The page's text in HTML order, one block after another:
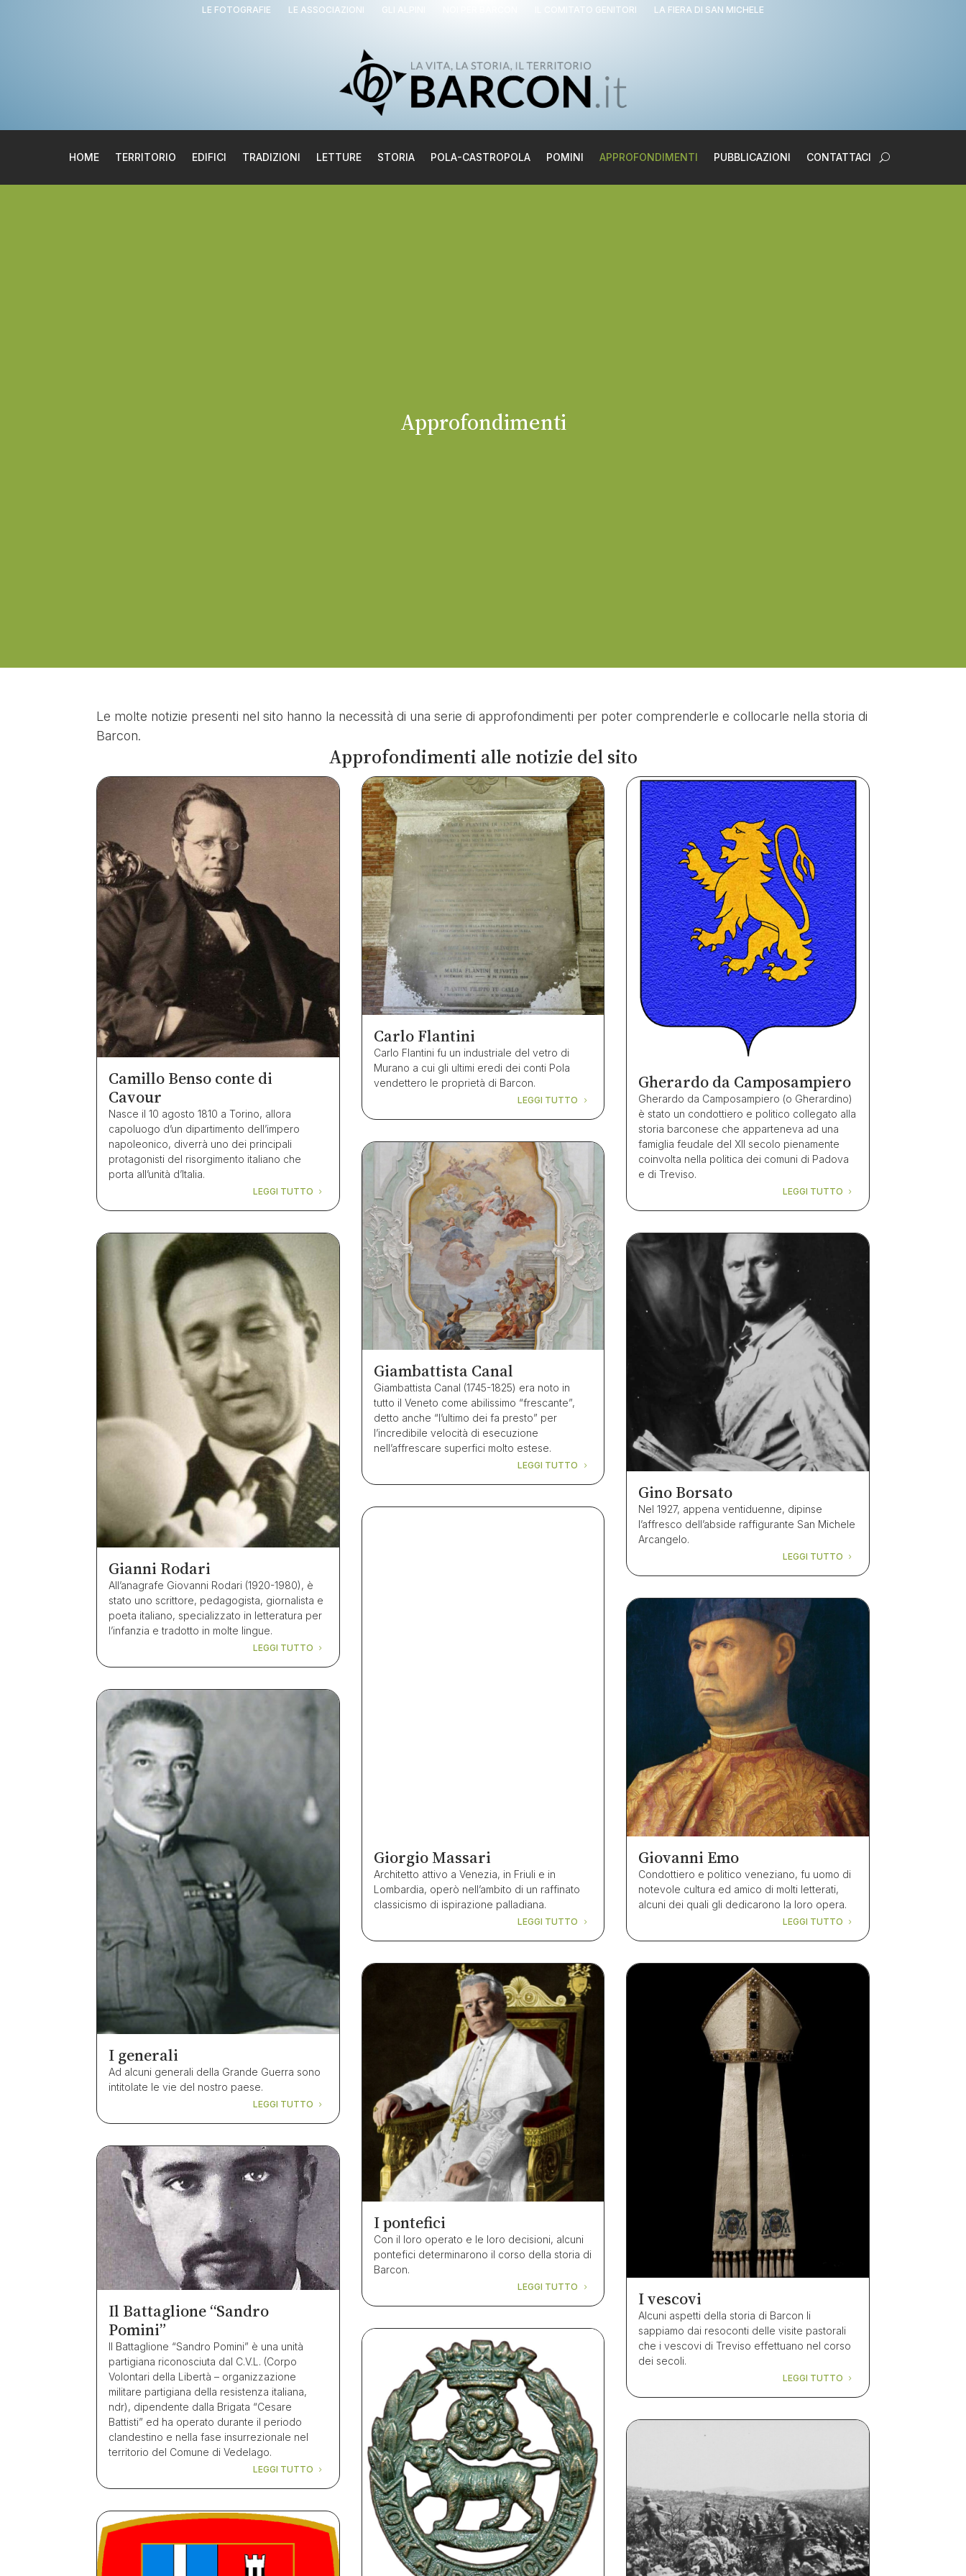
LE FOTOGRAFIE LE ASSOCIAZIONI GLI ALPINI IL COMITATO GENITORI LA FIERA DI SAN MICHELE
HOME TERRITORIO EDIFICI TRADIZIONI LETTURE STORIA POLA-CASTROPOLA POMINI APPROFONDIMENTI PUBBLICAZIONI CONTATTACI
Approfondimenti
Le molte notizie presenti nel sito hanno la necessità di una serie di approfondimenti per poter comprenderle e collocarle nella storia di
Barcon.
Approfondimenti alle notizie del sito
Camillo Benso conte di
Cavour
Nasce il 10 agosto 1810 a Torino, allora
capoluogo d’un dipartimento dell’impero
napoleonico, diverrà uno dei principali
protagonisti del risorgimento italiano che
porta all’unità d’Italia.
LEGGI TUTTO
Carlo Flantini
Carlo Flantini fu un industriale del vetro di
Murano a cui gli ultimi eredi dei conti Pola
vendettero le proprietà di Barcon.
LEGGI TUTTO
Gherardo da Camposampiero
Gherardo da Camposampiero (o Gherardino)
è stato un condottiero e politico collegato alla
storia barconese che apparteneva ad una
famiglia feudale del XII secolo pienamente
coinvolta nella politica dei comuni di Padova
e di Treviso.
LEGGI TUTTO
Giambattista Canal
Giambattista Canal (1745-1825) era noto in
tutto il Veneto come abilissimo “frescante”,
detto anche “l’ultimo dei fa presto” per
l’incredibile velocità di esecuzione
nell’affrescare superfici molto estese.
LEGGI TUTTO
Gianni Rodari
All’anagrafe Giovanni Rodari (1920-1980), è
stato uno scrittore, pedagogista, giornalista e
poeta italiano, specializzato in letteratura per
l’infanzia e tradotto in molte lingue.
LEGGI TUTTO
Gino Borsato
Nel 1927, appena ventiduenne, dipinse
l’affresco dell’abside raffigurante San Michele
Arcangelo.
LEGGI TUTTO
Giorgio Massari
Architetto attivo a Venezia, in Friuli e in
Lombardia, operò nell’ambito di un raffinato
classicismo di ispirazione palladiana.
LEGGI TUTTO
Giovanni Emo
Condottiero e politico veneziano, fu uomo di
notevole cultura ed amico di molti letterati,
alcuni dei quali gli dedicarono la loro opera.
LEGGI TUTTO
I generali
Ad alcuni generali della Grande Guerra sono
intitolate le vie del nostro paese.
LEGGI TUTTO
I pontefici
Con il loro operato e le loro decisioni, alcuni
pontefici determinarono il corso della storia di
Barcon.
LEGGI TUTTO
I vescovi
Alcuni aspetti della storia di Barcon li
sappiamo dai resoconti delle visite pastorali
che i vescovi di Treviso effettuano nel corso
dei secoli.
LEGGI TUTTO
Il Battaglione “Sandro
Pomini”
Il Battaglione “Sandro Pomini” è una unità
partigiana riconosciuta dal C.V.L. (Corpo
Volontari della Libertà – organizzazione
militare partigiana della resistenza italiana,
ndr), dipendente dalla Brigata “Cesare
Battisti” ed ha operato durante il periodo
clandestino e nella fase insurrezionale nel
territorio del Comune di Vedelago.
LEGGI TUTTO